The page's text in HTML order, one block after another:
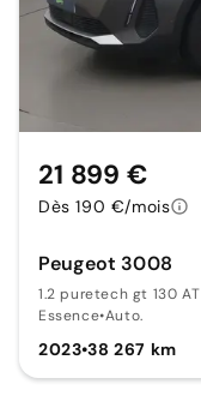
Peugeot 3008
1.2 puretech gt 130 AT
Essence•Auto.
2023•38 267 km
21 899 €
Dès 190 €/mois